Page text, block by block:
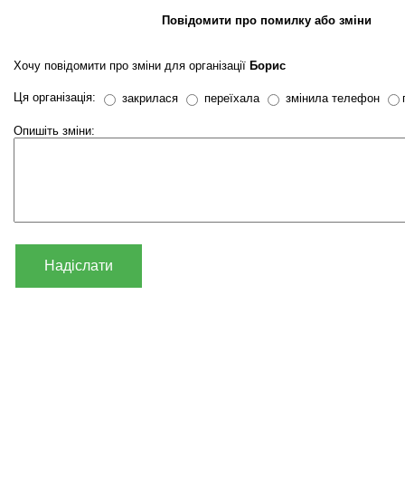
Повідомити про помилку або зміни
Хочу повідомити про зміни для організації Борис
Ця організація: закрилася переїхала змінила телефон
Опишіть зміни:
Надіслати